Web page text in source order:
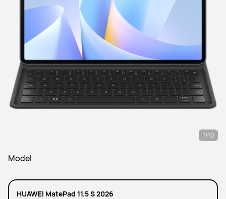
1/10
Model
HUAWEI MatePad 11.5 S 2026